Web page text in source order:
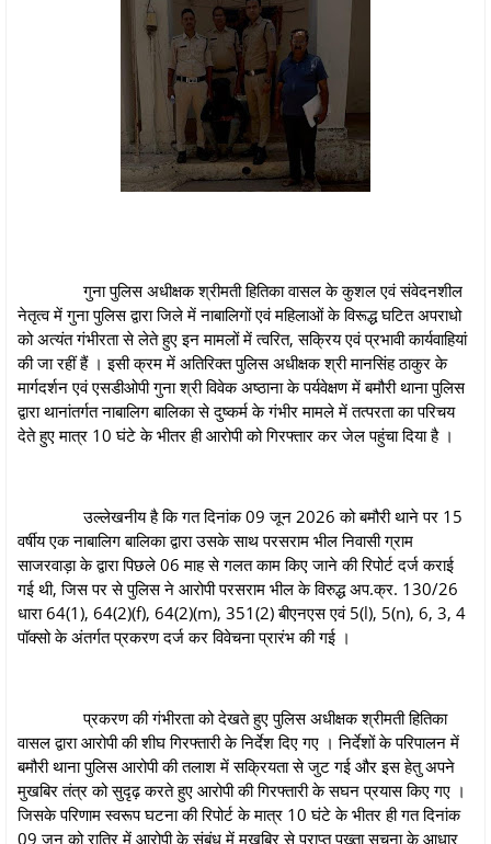
गुना पुलिस अधीक्षक श्रीमती हितिका वासल के कुशल एवं संवेदनशील
नेतृत्व में गुना पुलिस द्वारा जिले में नाबालिगों एवं महिलाओं के विरूद्ध घटित अपराधो
को अत्यंत गंभीरता से लेते हुए इन मामलों में त्वरित, सक्रिय एवं प्रभावी कार्यवाहियां
की जा रहीं हैं । इसी क्रम में अतिरिक्त पुलिस अधीक्षक श्री मानसिंह ठाकुर के
मार्गदर्शन एवं एसडीओपी गुना श्री विवेक अष्ठाना के पर्यवेक्षण में बमौरी थाना पुलिस
द्वारा थानांतर्गत नाबालिग बालिका से दुष्‍कर्म के गंभीर मामले में तत्‍परता का परिचय
देते हुए मात्र 10 घंटे के भीतर ही आरोपी को गिरफ्तार कर जेल पहुंचा दिया है ।
उल्लेखनीय है कि गत दिनांक 09 जून 2026 को बमौरी थाने पर 15
वर्षीय एक नाबालिग बालिका द्वारा उसके साथ परसराम भील निवासी ग्राम
साजरवाड़ा के द्वारा पिछले 06 माह से गलत काम किए जाने की रिपोर्ट दर्ज कराई
गई थी, जिस पर से पुलिस ने आरोपी परसराम भील के विरुद्ध अप.क्र. 130/26
धारा 64(1), 64(2)(f), 64(2)(m), 351(2) बीएनएस एवं 5(l), 5(n), 6, 3, 4
पॉक्सो के अंतर्गत प्रकरण दर्ज कर विवेचना प्रारंभ की गई ।
प्रकरण की गंभीरता को देखते हुए पुलिस अधीक्षक श्रीमती हितिका
वासल द्वारा आरोपी की शीघ गिरफ्तारी के निर्देश दिए गए । निर्देशों के परिपालन में
बमौरी थाना पुलिस आरोपी की तलाश में सक्रियता से जुट गई और इस हेतु अपने
मुखबिर तंत्र को सुदृढ़ करते हुए आरोपी की गिरफ्तारी के सघन प्रयास किए गए ।
जिसके परिणाम स्‍वरूप घटना की रिपोर्ट के मात्र 10 घंटे के भीतर ही गत दिनांक
09 जून को रात्रि में आरोपी के संबंध में मुखबिर से प्राप्त पुख्ता सूचना के आधार